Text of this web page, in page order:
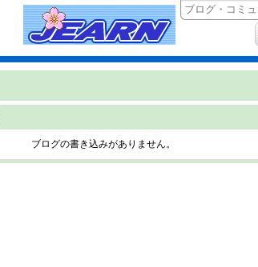
ブログの書き込みがありません。